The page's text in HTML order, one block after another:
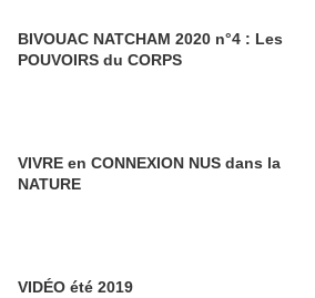
BIVOUAC NATCHAM 2020 n°4 : Les
POUVOIRS du CORPS
VIVRE en CONNEXION NUS dans la
NATURE
VIDÉO été 2019